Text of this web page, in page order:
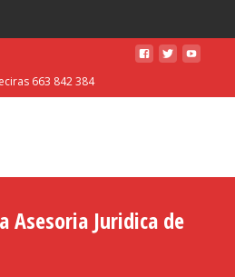
663 842 384
Asesoria Juridica de